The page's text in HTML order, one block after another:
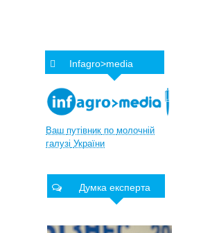
Infagro>media
Ваш путівник по молочній
галузі України
Думка експерта